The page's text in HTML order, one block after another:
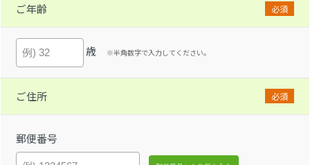
ご年齢 必須
歳 ※半角数字で入力してください。
ご住所 必須
郵便番号